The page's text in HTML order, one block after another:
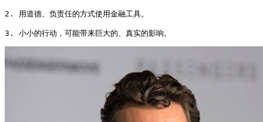
2. 用道德、负责任的方式使用金融工具。
3. 小小的行动，可能带来巨大的、真实的影响。